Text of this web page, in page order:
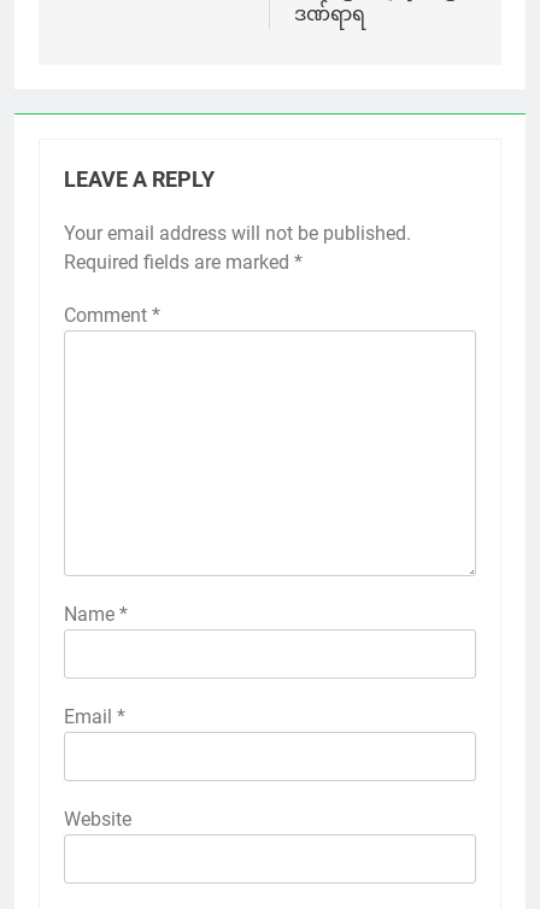
ဒဏ်ရာရ
LEAVE A REPLY
Your email address will not be published.
Required fields are marked *
Comment *
Name *
Email *
Website